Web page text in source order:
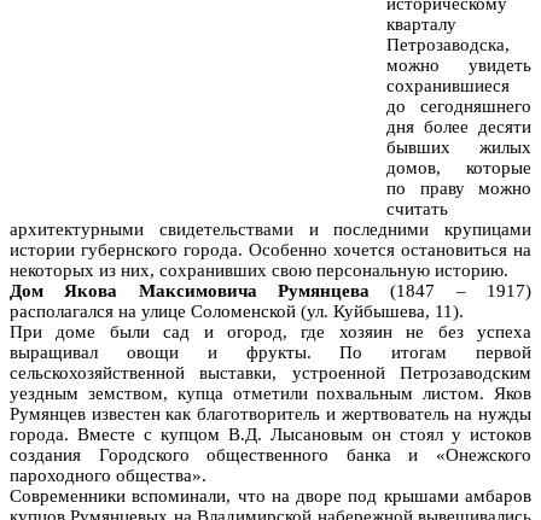
кварталу
Петрозаводска,
можно увидеть
сохранившиеся
до сегодняшнего
дня более десяти
бывших жилых
домов, которые
по праву можно
считать
архитектурными свидетельствами и последними крупицами
истории губернского города. Особенно хочется остановиться на
некоторых из них, сохранивших свою персональную историю.
Дом Якова Максимовича Румянцева (1847 – 1917)
располагался на улице Соломенской (ул. Куйбышева, 11).
При доме были сад и огород, где хозяин не без успеха
выращивал овощи и фрукты. По итогам первой
сельскохозяйственной выставки, устроенной Петрозаводским
уездным земством, купца отметили похвальным листом. Яков
Румянцев известен как благотворитель и жертвователь на нужды
города. Вместе с купцом В.Д. Лысановым он стоял у истоков
создания Городского общественного банка и «Онежского
пароходного общества».
Современники вспоминали, что на дворе под крышами амбаров